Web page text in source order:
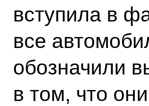
вступила в
все
обозначили
в том, что